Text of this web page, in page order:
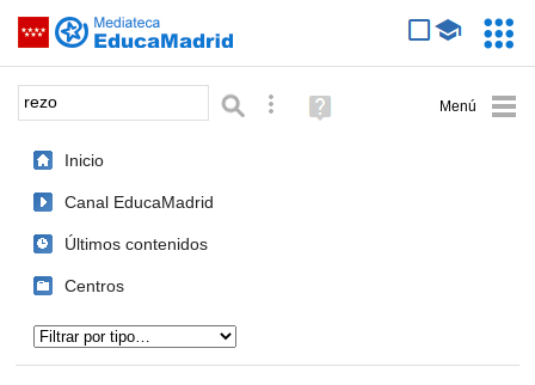
Saltar navegación
Palabra o frase: Búsqueda avanzada
Ayuda
(en
Inicio
Canal EducaMadrid
Últimos contenidos
Centros